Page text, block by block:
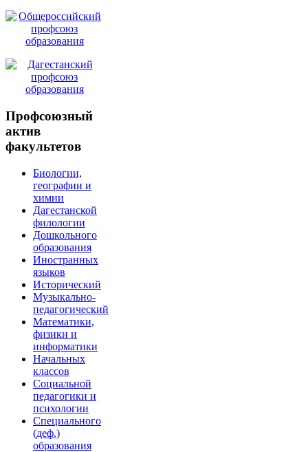
Профсоюзный
актив
факультетов
Биологии,
географии и
химии
Дагестанской
филологии
Дошкольного
образования
Иностранных
языков
Исторический
Музыкально-
педагогический
Математики,
физики и
информатики
Начальных
классов
Социальной
педагогики и
психологии
Специального
(деф.)
образования